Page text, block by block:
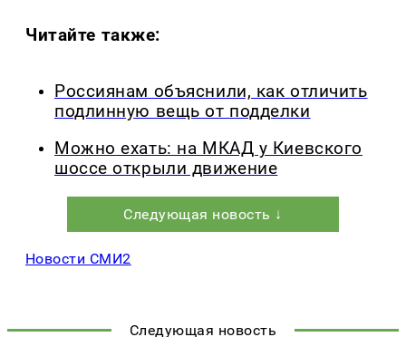
Читайте также:
Россиянам объяснили, как отличить
подлинную вещь от подделки
Можно ехать: на МКАД у Киевского
шоссе открыли движение
Следующая новость ↓
Новости СМИ2
Следующая новость